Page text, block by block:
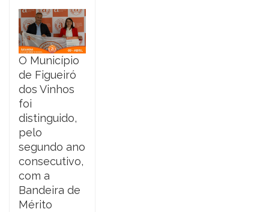
O Município
de Figueiró
dos Vinhos
foi
distinguido,
pelo
segundo ano
consecutivo,
com a
Bandeira de
Mérito